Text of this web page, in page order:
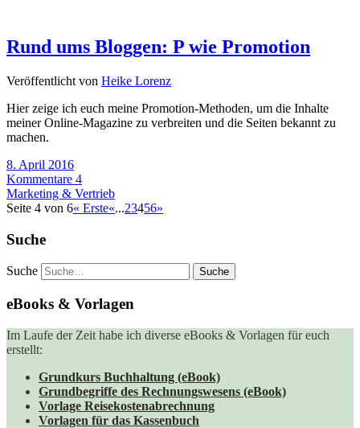
Rund ums Bloggen: P wie Promotion
Veröffentlicht von Heike Lorenz
Hier zeige ich euch meine Promotion-Methoden, um die Inhalte
meiner Online-Magazine zu verbreiten und die Seiten bekannt zu
machen.
8. April 2016
Kommentare 4
Marketing & Vertrieb
Seite 4 von 6« Erste«...23456»
Suche
Suche
eBooks & Vorlagen
Im Laufe der Zeit habe ich diverse eBooks & Vorlagen für euch
erstellt:
Grundkurs Buchhaltung (eBook)
Grundbegriffe des Rechnungswesens (eBook)
Vorlage Reisekostenabrechnung
Vorlagen für das Kassenbuch